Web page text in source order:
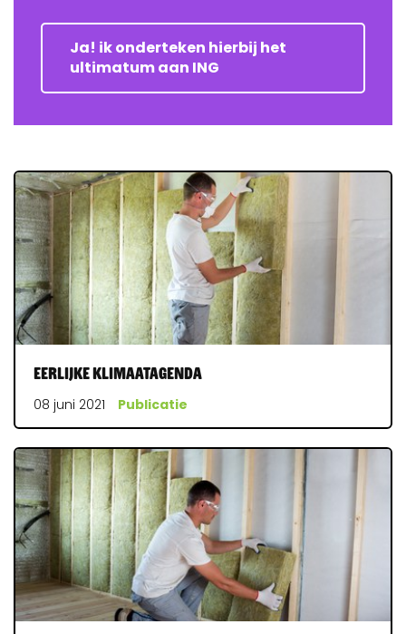
Ja! ik onderteken hierbij het
ultimatum aan ING
Eerlijke Klimaatagenda
08 juni 2021 Publicatie